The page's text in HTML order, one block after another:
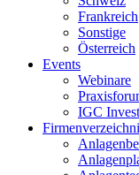
Frankreich
Sonstige
Österreich
Events
Webinare
IGC